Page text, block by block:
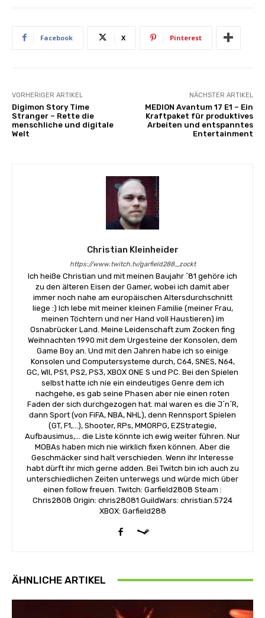
Facebook X Pinterest
VORHERIGER ARTIKEL
Digimon Story Time
Stranger – Rette die
menschliche und digitale
Welt
NÄCHSTER ARTIKEL
MEDION Avantum 17 E1 – Ein
Kraftpaket für produktives
Arbeiten und entspanntes
Entertainment
Christian Kleinheider
https://www.twitch.tv/garfield288_zockt
Ich heiße Christian und mit meinen Baujahr ´81 gehöre ich
zu den älteren Eisen der Gamer, wobei ich damit aber
immer noch nahe am europäischen Altersdurchschnitt
liege :) Ich lebe mit meiner kleinen Familie (meiner Frau,
meinen Töchtern und ner Hand voll Haustieren) im
Osnabrücker Land. Meine Leidenschaft zum Zocken fing
Weihnachten 1990 mit dem Urgesteine der Konsolen, dem
Game Boy an. Und mit den Jahren habe ich so einige
Konsolen und Computersysteme durch, C64, SNES, N64,
GC, WII, PS1, PS2, PS3, XBOX ONE S und PC. Bei den Spielen
selbst hatte ich nie ein eindeutiges Genre dem ich
nachgehe, es gab seine Phasen aber nie einen roten
Faden der sich durchgezogen hat. mal waren es die J´n´R,
dann Sport (von FiFA, NBA, NHL), denn Rennsport Spielen
(GT, F1,...), Shooter, RPs, MMORPG, EZStrategie,
Aufbausimus,... die Liste könnte ich ewig weiter führen. Nur
MOBAs haben mich nie wirklich fixen können. Aber die
Geschmäcker sind halt verschieden. Wenn ihr Interesse
habt dürft ihr mich gerne adden. Bei Twitch bin ich auch zu
unterschiedlichen Zeiten unterwegs und würde mich über
einen follow freuen. Twitch: Garfield2808 Steam :
Chris2808 Origin: chris28081 GuildWars: christian.5724
XBOX: Garfield288
ÄHNLICHE ARTIKEL